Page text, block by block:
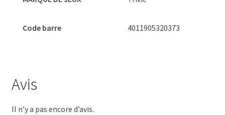
Code barre 4011905320373
Avis
Il n’y a pas encore d’avis.